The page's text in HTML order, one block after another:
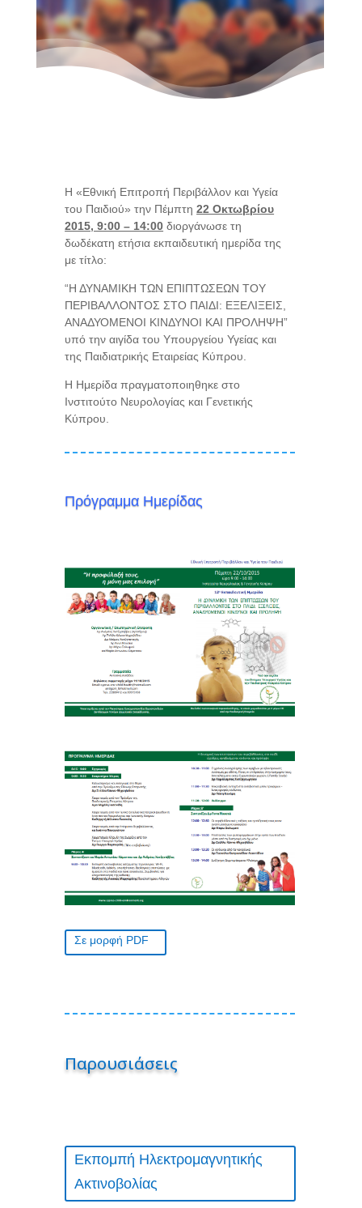
Η «Εθνική Επιτροπή Περιβάλλον και Υγεία
του Παιδιού» την Πέμπτη 22 Οκτωβρίου
2015, 9:00 – 14:00 διοργάνωσε τη
δωδέκατη ετήσια εκπαιδευτική ημερίδα της
με τίτλο:
“Η ΔΥΝΑΜΙΚΗ ΤΩΝ ΕΠΙΠΤΩΣΕΩΝ ΤΟΥ
ΠΕΡΙΒΑΛΛΟΝΤΟΣ ΣΤΟ ΠΑΙΔΙ: ΕΞΕΛΙΞΕΙΣ,
ΑΝΑΔΥΟΜΕΝΟΙ ΚΙΝΔΥΝΟΙ ΚΑΙ ΠΡΟΛΗΨΗ”
υπό την αιγίδα του Υπουργείου Υγείας και
της Παιδιατρικής Εταιρείας Κύπρου.
Η Ημερίδα πραγματοποιηθηκε στο
Ινστιτούτο Νευρολογίας και Γενετικής
Κύπρου.
Πρόγραμμα Ημερίδας
Σε μορφή PDF
Παρουσιάσεις
Εκπομπή Ηλεκτρομαγνητικής
Ακτινοβολίας